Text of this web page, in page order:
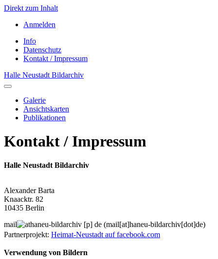
Direkt zum Inhalt
account
menu
Anmelden
Sekundärmenu
Info
Datenschutz
Kontakt / Impressum
Halle Neustadt Bildarchiv
Main
navigation
Galerie
Ansichtskarten
Publikationen
Kontakt / Impressum
Halle Neustadt Bildarchiv
Alexander Barta
Knaacktr. 82
10435 Berlin
mail
haneu-bildarchiv [p] de (mail[at]haneu-bildarchiv[dot]de)
Partnerprojekt: Heimat-Neustadt auffacebook.com
Verwendung von Bildern